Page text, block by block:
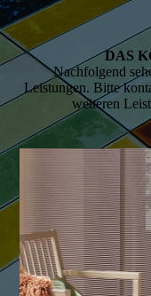
DAS
Nachfolgend
Leistungen. Bitte
weiteren